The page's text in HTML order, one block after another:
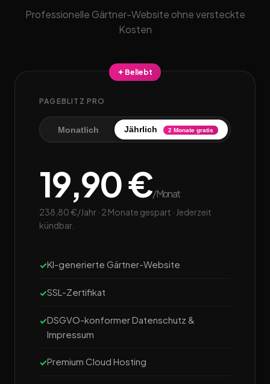
Professionelle Gärtner-Website ohne versteckte
Kosten
✦ Beliebt
PAGEBLITZ PRO
Monatlich Jährlich 2 Monate gratis
19,90 €/Monat
238,80 €/Jahr · 2 Monate gespart · Jederzeit
kündbar.
KI-generierte Gärtner-Website
SSL-Zertifikat
DSGVO-konformer Datenschutz &
Impressum
Premium Cloud Hosting